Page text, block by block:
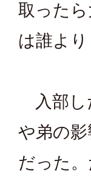
取った
は誰より
入部し
や弟の
だった